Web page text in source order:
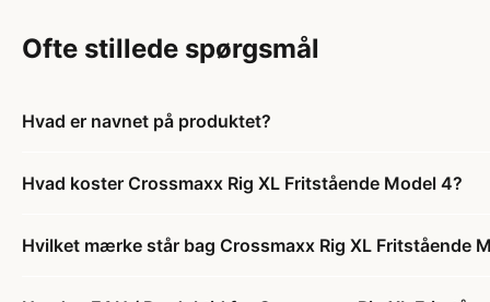
Ofte stillede spørgsmål
Hvad er navnet på produktet?
Hvad koster Crossmaxx Rig XL Fritstående Model 4?
Hvilket mærke står bag Crossmaxx Rig XL Fritstående